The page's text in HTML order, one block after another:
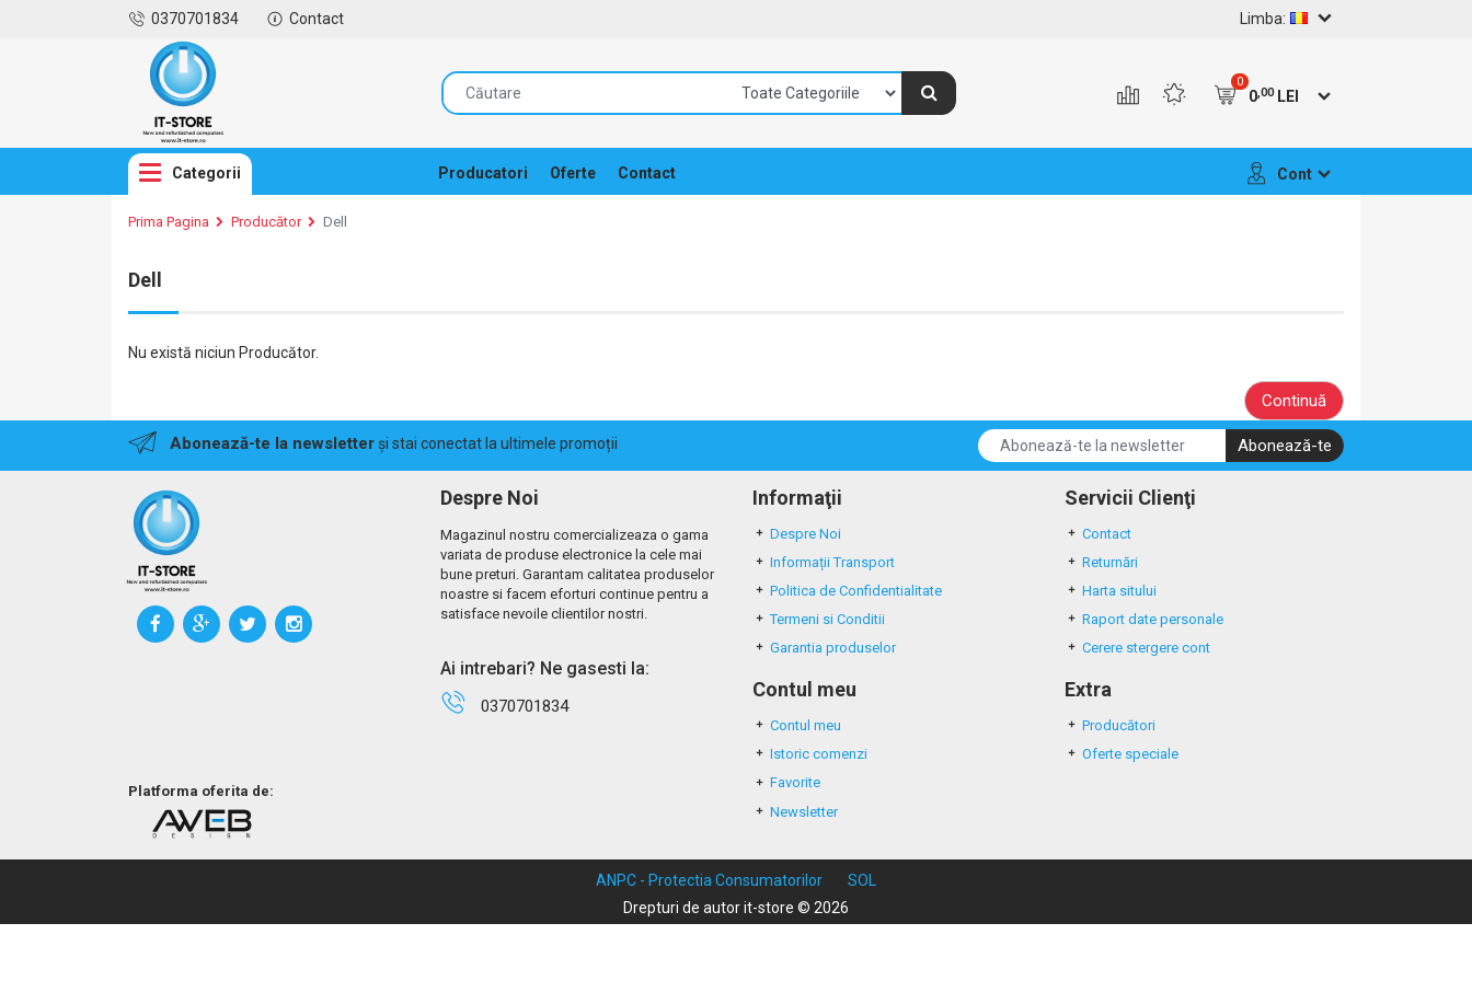
0370701834 Contact Limba:
0
0,00LEI
Categorii Producatori Oferte Contact Cont
Prima Pagina Producător Dell
Dell
Nu există niciun Producător.
Continuă
Abonează-te la newsletterși stai conectat la ultimele promoții Abonează-te
Platforma oferita de:
Despre Noi
Magazinul nostru comercializeaza o gama
variata de produse electronice la cele mai
bune preturi. Garantam calitatea produselor
noastre si facem eforturi continue pentru a
satisface nevoile clientilor nostri.
Ai intrebari? Ne gasesti la:
0370701834
Informaţii
Despre Noi
Informații Transport
Politica de Confidentialitate
Termeni si Conditii
Garantia produselor
Servicii Clienţi
Contact
Returnări
Harta sitului
Raport date personale
Cerere stergere cont
Contul meu
Contul meu
Istoric comenzi
Favorite
Newsletter
Extra
Producători
Oferte speciale
ANPC - Protectia Consumatorilor
SOL
Drepturi de autor it-store © 2026